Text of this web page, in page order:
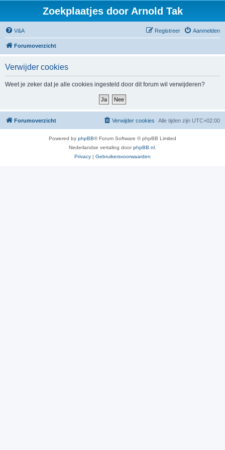
Zoekplaatjes door Arnold Tak
V&A Aanmelden
Registreer
Forumoverzicht
Verwijder cookies
Weet je zeker dat je alle cookies ingesteld door dit forum wil verwijderen?
Forumoverzicht Alle tijden zijn UTC+02:00
Verwijder cookies
Powered by phpBB® Forum Software © phpBB Limited
Nederlandse vertaling doorphpBB.nl
Privacy | Gebruikersvoorwaarden